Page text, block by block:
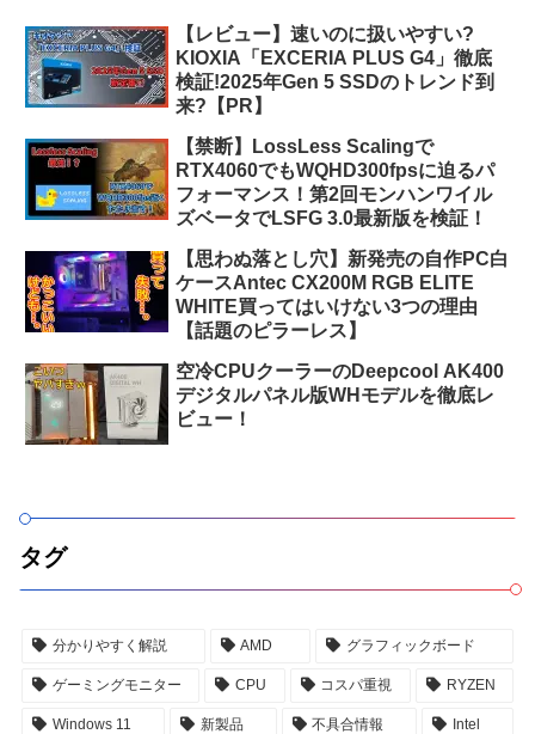
【レビュー】速いのに扱いやすい?
KIOXIA「EXCERIA PLUS G4」徹底
検証!2025年Gen 5 SSDのトレンド到
来?【PR】
【禁断】LossLess Scalingで
RTX4060でもWQHD300fpsに迫るパ
フォーマンス！第2回モンハンワイル
ズベータでLSFG 3.0最新版を検証！
【思わぬ落とし穴】新発売の自作PC白
ケースAntec CX200M RGB ELITE
WHITE買ってはいけない3つの理由
【話題のピラーレス】
空冷CPUクーラーのDeepcool AK400
デジタルパネル版WHモデルを徹底レ
ビュー！
タグ
分かりやすく解説 AMD グラフィックボード
ゲーミングモニター CPU コスパ重視 RYZEN
Windows 11 新製品 不具合情報 Intel